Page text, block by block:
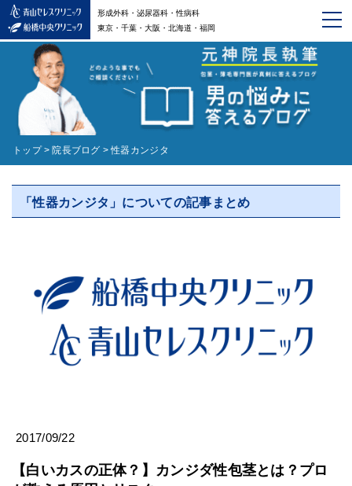
形成外科・泌尿器科・性病科
東京・千葉・大阪・北海道・福岡
トップ > 院長ブログ > 性器カンジタ
「性器カンジタ」についての記事まとめ
2017/09/22
【白いカスの正体？】カンジダ性包茎とは？プロ